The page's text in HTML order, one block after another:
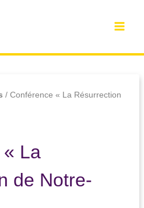
/ Conférence « La Résurrection
La
de Notre-